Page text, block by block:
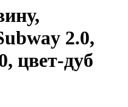
2.0,
цвет-дуб